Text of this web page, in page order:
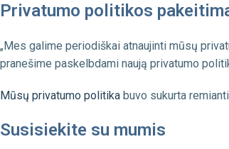
Privatumo politikos
„Mes galime periodiškai atnaujinti mūsų
pranešime paskelbdami naują privatumo
Mūsų privatumo politika buvo sukurta
Susisiekite su mumis